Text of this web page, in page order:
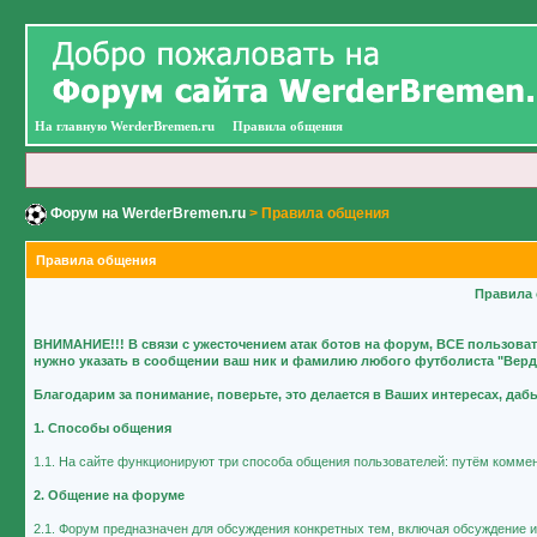
На главную WerderBremen.ru Правила общения
Форум на WerderBremen.ru > Правила общения
Правила общения
Правила
ВНИМАНИЕ!!! В связи с ужесточением атак ботов на форум, ВСЕ
нужно указать в сообщении ваш ник и фамилию любого футболиста
Благодарим за понимание, поверьте, это делается в Ваших интересах,
1. Способы общения
1.1. На сайте функционируют три способа общения пользователей: путём
2. Общение на форуме
2.1. Форум предназначен для обсуждения конкретных тем, включая обсуждение